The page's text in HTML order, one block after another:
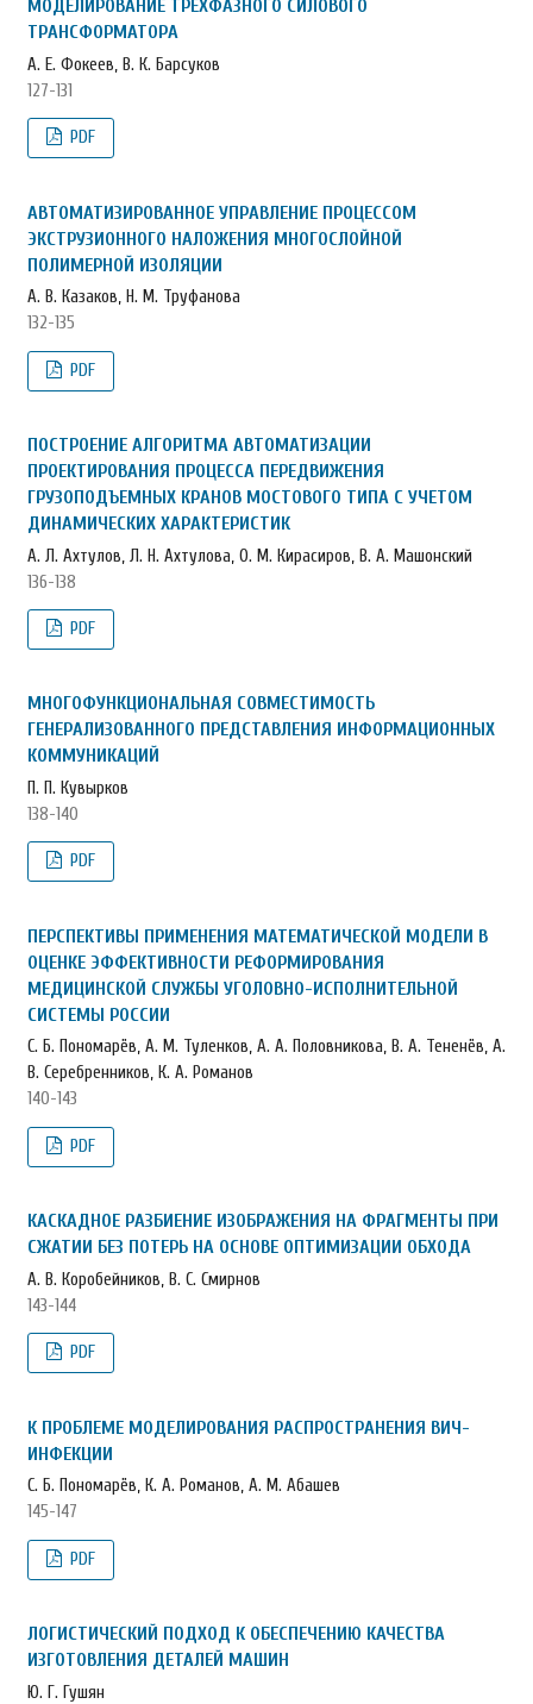
МОДЕЛИРОВАНИЕ ТРЕХФАЗНОГО СИЛОВОГО
ТРАНСФОРМАТОРА
А. Е. Фокеев, В. К. Барсуков
127-131
PDF
АВТОМАТИЗИРОВАННОЕ УПРАВЛЕНИЕ ПРОЦЕССОМ
ЭКСТРУЗИОННОГО НАЛОЖЕНИЯ МНОГОСЛОЙНОЙ
ПОЛИМЕРНОЙ ИЗОЛЯЦИИ
А. В. Казаков, Н. М. Труфанова
132-135
PDF
ПОСТРОЕНИЕ АЛГОРИТМА АВТОМАТИЗАЦИИ
ПРОЕКТИРОВАНИЯ ПРОЦЕССА ПЕРЕДВИЖЕНИЯ
ГРУЗОПОДЪЕМНЫХ КРАНОВ МОСТОВОГО ТИПА С УЧЕТОМ
ДИНАМИЧЕСКИХ ХАРАКТЕРИСТИК
А. Л. Ахтулов, Л. Н. Ахтулова, О. М. Кирасиров, В. А. Машонский
136-138
PDF
МНОГОФУНКЦИОНАЛЬНАЯ СОВМЕСТИМОСТЬ
ГЕНЕРАЛИЗОВАННОГО ПРЕДСТАВЛЕНИЯ ИНФОРМАЦИОННЫХ
КОММУНИКАЦИЙ
П. П. Кувырков
138-140
PDF
ПЕРСПЕКТИВЫ ПРИМЕНЕНИЯ МАТЕМАТИЧЕСКОЙ МОДЕЛИ В
ОЦЕНКЕ ЭФФЕКТИВНОСТИ РЕФОРМИРОВАНИЯ
МЕДИЦИНСКОЙ СЛУЖБЫ УГОЛОВНО-ИСПОЛНИТЕЛЬНОЙ
СИСТЕМЫ РОССИИ
С. Б. Пономарёв, А. М. Туленков, А. А. Половникова, В. А. Тененёв, А.
В. Серебренников, К. А. Романов
140-143
PDF
КАСКАДНОЕ РАЗБИЕНИЕ ИЗОБРАЖЕНИЯ НА ФРАГМЕНТЫ ПРИ
СЖАТИИ БЕЗ ПОТЕРЬ НА ОСНОВЕ ОПТИМИЗАЦИИ ОБХОДА
А. В. Коробейников, В. С. Смирнов
143-144
PDF
К ПРОБЛЕМЕ МОДЕЛИРОВАНИЯ РАСПРОСТРАНЕНИЯ ВИЧ-
ИНФЕКЦИИ
С. Б. Пономарёв, К. А. Романов, А. М. Абашев
145-147
PDF
ЛОГИСТИЧЕСКИЙ ПОДХОД К ОБЕСПЕЧЕНИЮ КАЧЕСТВА
ИЗГОТОВЛЕНИЯ ДЕТАЛЕЙ МАШИН
Ю. Г. Гушян